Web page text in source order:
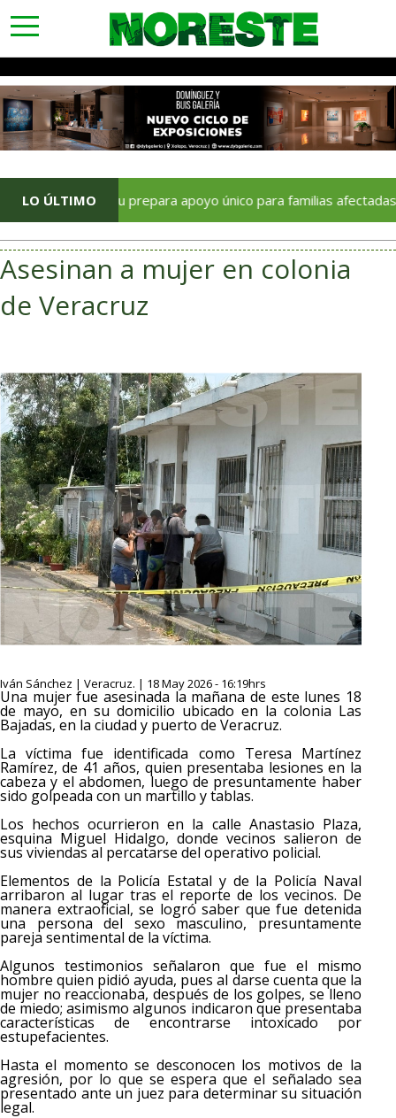
toggle
navigation
LO ÚLTIMO
Sedatu prepara apoyo único para familias afectadas por lluvias
Asesinan a mujer en colonia
de Veracruz
Iván Sánchez | Veracruz. | 18 May 2026 - 16:19hrs
Una mujer fue asesinada la mañana de este lunes 18
de mayo, en su domicilio ubicado en la colonia Las
Bajadas, en la ciudad y puerto de Veracruz.
La víctima fue identificada como Teresa Martínez
Ramírez, de 41 años, quien presentaba lesiones en la
cabeza y el abdomen, luego de presuntamente haber
sido golpeada con un martillo y tablas.
Los hechos ocurrieron en la calle Anastasio Plaza,
esquina Miguel Hidalgo, donde vecinos salieron de
sus viviendas al percatarse del operativo policial.
Elementos de la Policía Estatal y de la Policía Naval
arribaron al lugar tras el reporte de los vecinos. De
manera extraoficial, se logró saber que fue detenida
una persona del sexo masculino, presuntamente
pareja sentimental de la víctima.
Algunos testimonios señalaron que fue el mismo
hombre quien pidió ayuda, pues al darse cuenta que la
mujer no reaccionaba, después de los golpes, se lleno
de miedo; asimismo algunos indicaron que presentaba
características de encontrarse intoxicado por
estupefacientes.
Hasta el momento se desconocen los motivos de la
agresión, por lo que se espera que el señalado sea
presentado ante un juez para determinar su situación
legal.